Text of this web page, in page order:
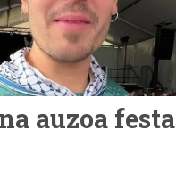
auzoa festa